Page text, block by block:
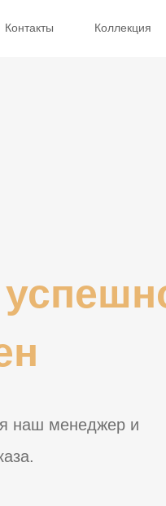
Контакты Коллекция
наш менеджер и